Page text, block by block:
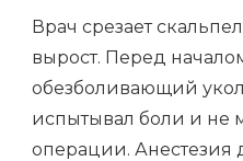
Врач срезает
вырост. Перед
обезболивающий
испытывал боли и
операции. Анестезия